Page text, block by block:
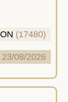
(17480)
08/2026